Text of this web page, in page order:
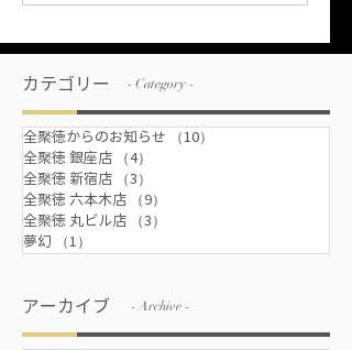
可】全聚徳/新宿店をお
勧めする理由！個室･貸
し切り/少人数～大人数
まで
日
る
カテゴリー - Category -
全聚徳からのお知らせ （10）
全聚徳 銀座店
（4）
全聚徳 新宿店
（3）
全聚徳 六本木店
（9）
全聚徳 丸ビル店
（3）
夢幻
（1）
アーカイブ - Archive -